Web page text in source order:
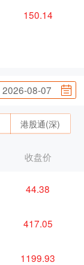
150.14
2026-08-07
港股通(深)
收盘价
44.38
417.05
1199.93